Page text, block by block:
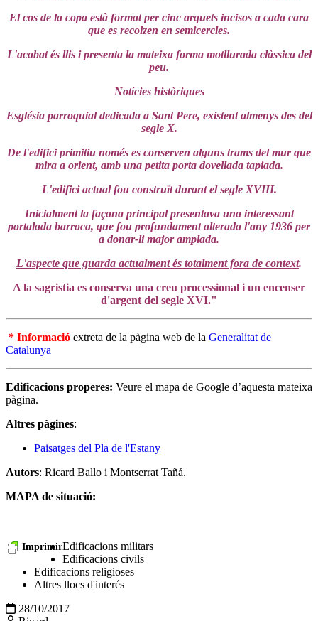
El cos de la copa està format per cinc arquets incisos a cada cara
que es recolzen en semicercles.
L'acabat és llis i presenta la mateixa forma motllurada clàssica del
peu.
Notícies històriques
Església parroquial dedicada a Sant Pere, existent almenys des del
segle X.
De l'edifici primitiu només es conserven alguns trams del mur que
mira a orient, amb una petita porta dovellada tapiada.
L'edifici actual fou construït durant el segle XVIII.
Inicialment la façana principal presentava una interessant
portalada barroca, que fou profundament alterada l'any 1936 per
a donar-li major amplada.
L'aspecte que guarda actualment és totalment fora de context.
A la sagristia es conserva una creu processional i un encenser
d'argent del segle XVI."
* Informació extreta de la pàgina web de la Generalitat de
Catalunya
Edificacions properes: Veure el mapa de Google d’aquesta mateixa
pàgina.
Altres pàgines:
Paisatges del Pla de l'Estany
Autors: Ricard Ballo i Montserrat Tañá.
MAPA de situació:
ImprimirEdificacions militars
Edificacions civils
Edificacions religioses
Altres llocs d'interés
28/10/2017